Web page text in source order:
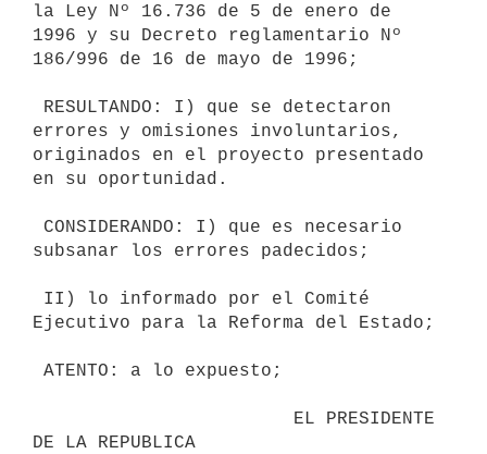
la Ley Nº 16.736 de 5 de enero de
1996 y su Decreto reglamentario Nº
186/996 de 16 de mayo de 1996;
errores y omisiones involuntarios,
originados en el proyecto presentado
en su oportunidad.
subsanar los errores padecidos;
Ejecutivo para la Reforma del Estado;
DE LA REPUBLICA